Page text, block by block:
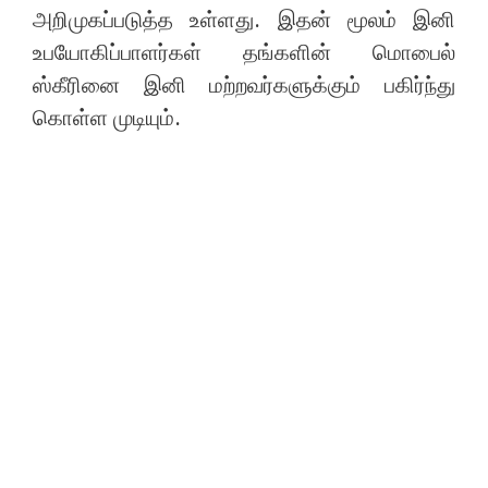
அறிமுகப்படுத்த உள்ளது. இதன் மூலம் இனி
உபயோகிப்பாளர்கள் தங்களின் மொபைல்
ஸ்கீரினை இனி மற்றவர்களுக்கும் பகிர்ந்து
கொள்ள முடியும்.